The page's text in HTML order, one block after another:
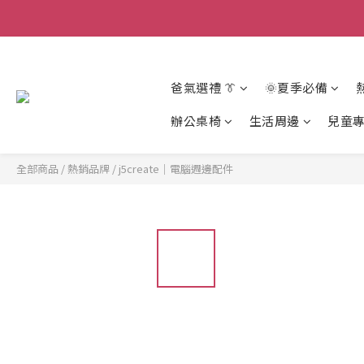
爸氣選禮 👔 🌞夏季必備
辦公桌椅
生活周邊 兒童
全部商品 /熱銷品牌 / j5create｜電腦週邊配件